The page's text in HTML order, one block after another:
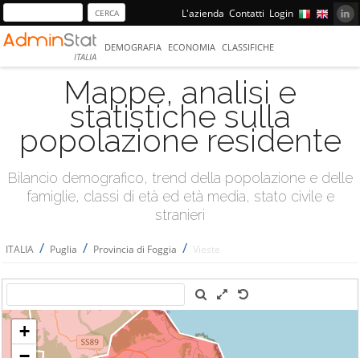
L'azienda Contatti Login
ITALIA
DEMOGRAFIA ECONOMIA CLASSIFICHE
Mappe, analisi e
statistiche sulla
popolazione residente
Bilancio demografico, trend della popolazione e delle
famiglie, classi di età ed età media, stato civile e
stranieri
ITALIA / Puglia / Provincia di Foggia / Vieste